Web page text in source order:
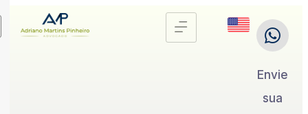
Envie
sua